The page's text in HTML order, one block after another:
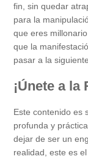
fin, sin quedar
para la
que eres
que la
pasar a la
¡Únete a
Este contenido es
profunda y
dejar de ser un
realidad, este es